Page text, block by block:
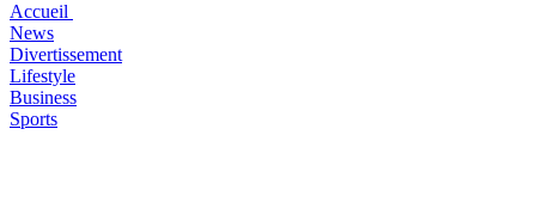
Accueil
News
Divertissement
Lifestyle
Business
Sports